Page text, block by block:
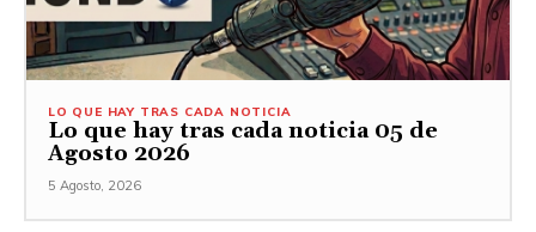
LO QUE HAY TRAS CADA NOTICIA
Lo que hay tras cada noticia 05 de
Agosto 2026
5 Agosto, 2026